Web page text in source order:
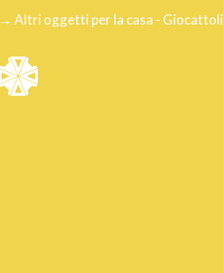
→ Altri oggetti per la casa - Giocattoli